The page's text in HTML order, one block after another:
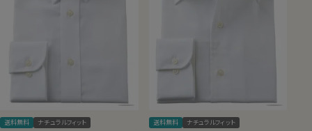
送料無料 ナチュラルフィット 送料無料 ナチュラルフィット